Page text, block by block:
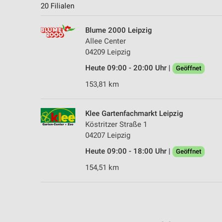
20 Filialen
Blume 2000 Leipzig
Allee Center
04209 Leipzig
Heute 09:00 - 20:00 Uhr |
Geöffnet
153,81 km
Klee Gartenfachmarkt Leipzig
Köstritzer Straße 1
04207 Leipzig
Heute 09:00 - 18:00 Uhr |
Geöffnet
154,51 km